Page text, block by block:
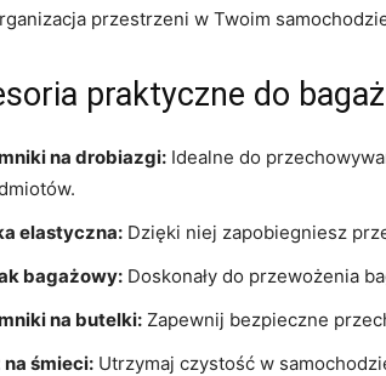
przestrzeni w Twoim
‌praktyczne do
na drobiazgi: ⁣Idealne do
elastyczna: Dzięki niej zapobiegniesz
bagażowy: Doskonały do przewożenia
na butelki: ​Zapewnij bezpieczne
na śmieci: Utrzymaj czystość w